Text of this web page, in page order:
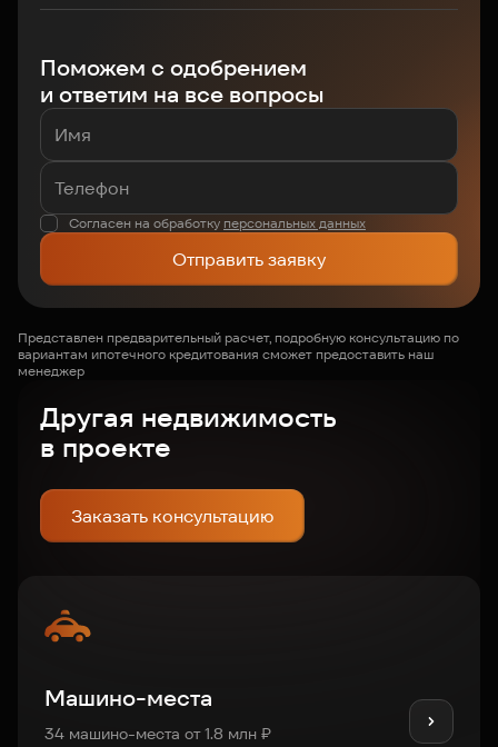
Поможем с одобрением
и ответим на все вопросы
Согласен на обработку персональных данных
Отправить заявку
Представлен предварительный расчет, подробную консультацию по
вариантам ипотечного кредитования сможет предоставить наш
менеджер
Другая недвижимость
в проекте
Заказать консультацию
Машино-места
34 машино-места от 1.8 млн ₽